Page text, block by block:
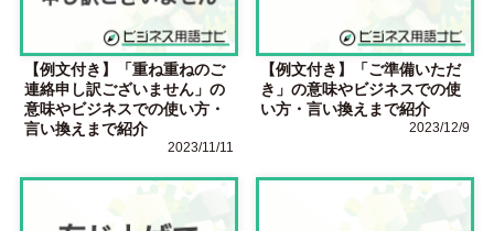
【例文付き】「重ね重ねのご
連絡申し訳ございません」の
意味やビジネスでの使い方・
言い換えまで紹介
2023/11/11
【例文付き】「ご準備いただ
き」の意味やビジネスでの使
い方・言い換えまで紹介
2023/12/9